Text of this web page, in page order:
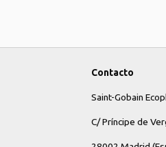
Contacto
Saint-Gobain
C/ Príncipe de